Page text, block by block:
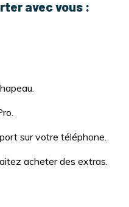
avec vous :
sur votre téléphone.
acheter des extras.